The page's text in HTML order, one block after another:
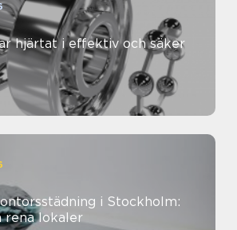
säker
i Stockholm:
rena lokaler